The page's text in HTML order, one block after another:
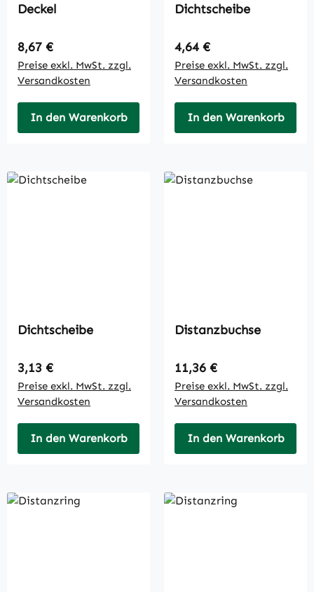
Deckel
Regulärer Preis:
8,67 €
Preise exkl. MwSt. zzgl.
Versandkosten
In den Warenkorb
Dichtscheibe
Regulärer Preis:
4,64 €
Preise exkl. MwSt. zzgl.
Versandkosten
In den Warenkorb
Dichtscheibe
Regulärer Preis:
3,13 €
Preise exkl. MwSt. zzgl.
Versandkosten
In den Warenkorb
Distanzbuchse
Regulärer Preis:
11,36 €
Preise exkl. MwSt. zzgl.
Versandkosten
In den Warenkorb